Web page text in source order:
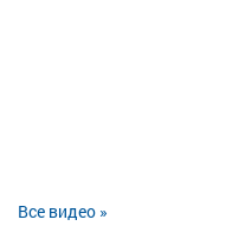
Все видео »